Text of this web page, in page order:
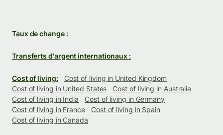
Taux de change :
Transferts d'argent internationaux :
Cost of living:
Cost of living in United Kingdom
Cost of living in United States
Cost of living in Australia
Cost of living in India
Cost of living in Germany
Cost of living in France
Cost of living in Spain
Cost of living in Canada